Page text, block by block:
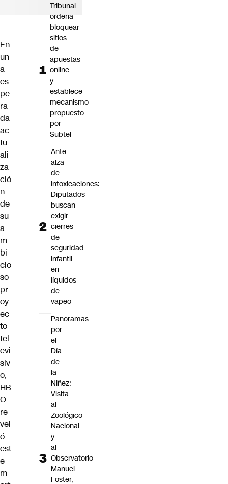
En
un
a
es
pe
ra
da
ac
tu
ali
za
ció
n
de
su
a
m
bi
cio
so
pr
oy
ec
to
tel
evi
siv
o,
HB
O
re
vel
ó
est
e
m
Tribunal
ordena
bloquear
sitios
de
apuestas
online
y
establece
mecanismo
propuesto
por
Subtel
Ante
alza
de
intoxicaciones:
Diputados
buscan
exigir
cierres
de
seguridad
infantil
en
líquidos
de
vapeo
Panoramas
por
el
Día
de
la
Niñez:
Visita
al
Zoológico
Nacional
y
al
Observatorio
Manuel
Foster,